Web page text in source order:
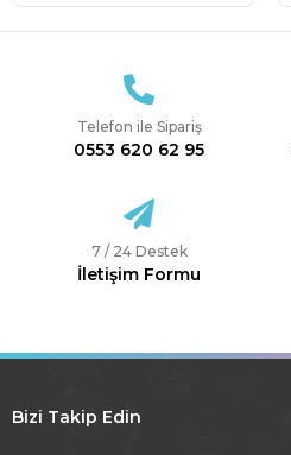
Telefon ile Sipariş
0553 620 62 95
7 / 24 Destek
İletişim Formu
Bizi Takip Edin